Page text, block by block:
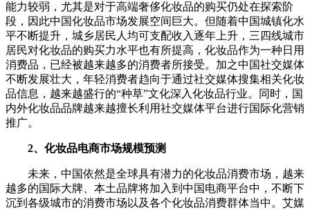
能力较弱，尤其是对于高端奢侈化妆品的购买仍处在探索阶
段，因此中国化妆品市场发展空间巨大。但随着中国城镇化水
平不断提升，城乡居民人均可支配收入逐年上升，三四线城市
居民对化妆品的购买力水平也有所提高，化妆品作为一种日用
消费品，已经被越来越多的消费者所接受。加之中国社交媒体
不断发展壮大，年轻消费者趋向于通过社交媒体搜集相关化妆
品信息，越来越盛行的“种草”文化深入化妆品行业。同时，国
内外化妆品品牌越来越擅长利用社交媒体平台进行国际化营销
推广。
2、化妆品电商市场规模预测
未来，中国依然是全球具有潜力的化妆品消费市场，越来
越多的国际大牌、本土品牌将加入到中国电商平台中，不断下
沉到各级城市的消费市场以及各个化妆品消费群体当中。艾媒